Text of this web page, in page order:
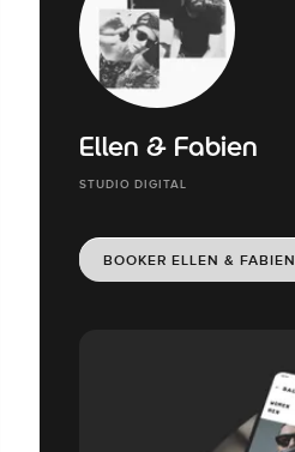
Ellen & Fabien
STUDIO DIGITAL
BOOKER ELLEN & FABIEN